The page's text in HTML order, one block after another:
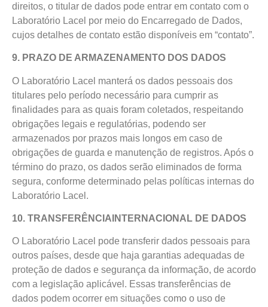
direitos, o titular de dados pode entrar em contato com o
Laboratório Lacel por meio do Encarregado de Dados,
cujos detalhes de contato estão disponíveis em “contato”.
9. PRAZO DE ARMAZENAMENTO DOS DADOS
O Laboratório Lacel manterá os dados pessoais dos
titulares pelo período necessário para cumprir as
finalidades para as quais foram coletados, respeitando
obrigações legais e regulatórias, podendo ser
armazenados por prazos mais longos em caso de
obrigações de guarda e manutenção de registros. Após o
término do prazo, os dados serão eliminados de forma
segura, conforme determinado pelas políticas internas do
Laboratório Lacel.
10. TRANSFERÊNCIAINTERNACIONAL DE DADOS
O Laboratório Lacel pode transferir dados pessoais para
outros países, desde que haja garantias adequadas de
proteção de dados e segurança da informação, de acordo
com a legislação aplicável. Essas transferências de
dados podem ocorrer em situações como o uso de